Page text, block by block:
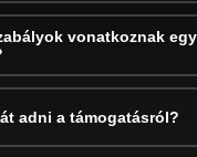
vonatkoznak
adni a támogatásról?